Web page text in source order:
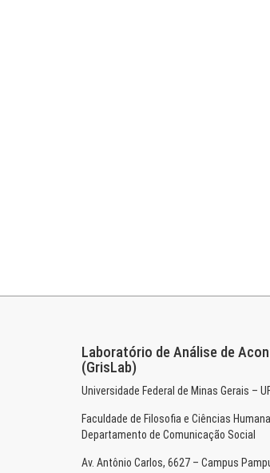
Laboratório de Análise de
(GrisLab)
Universidade Federal de Minas Gerais –
Faculdade de Filosofia e Ciências
Departamento de Comunicação Social
Av. Antônio Carlos, 6627 – Campus